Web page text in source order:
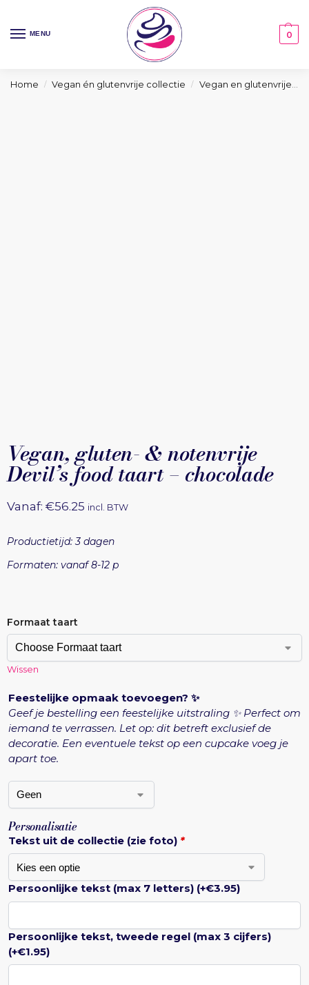
MENU 0
Home / Vegan én glutenvrije collectie / Vegan en glutenvrije taarten collectie
Vegan, gluten- & notenvrije
Devil’s food taart – chocolade
Vanaf: €56.25 incl. BTW
Productietijd: 3 dagen
Formaten: vanaf 8-12 p
Formaat taart
Wissen
Feestelijke opmaak toevoegen? ✨
Geef je bestelling een feestelijke uitstraling ✨ Perfect om
iemand te verrassen. Let op: dit betreft exclusief de
decoratie. Een eventuele tekst op een cupcake voeg je
apart toe.
Personalisatie
Tekst uit de collectie (zie foto) *
Persoonlijke tekst (max 7 letters) (+€3.95)
Persoonlijke tekst, tweede regel (max 3 cijfers)
(+€1.95)